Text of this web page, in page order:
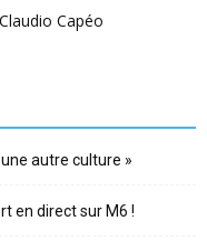
Capéo
autre culture »
en direct sur M6 !